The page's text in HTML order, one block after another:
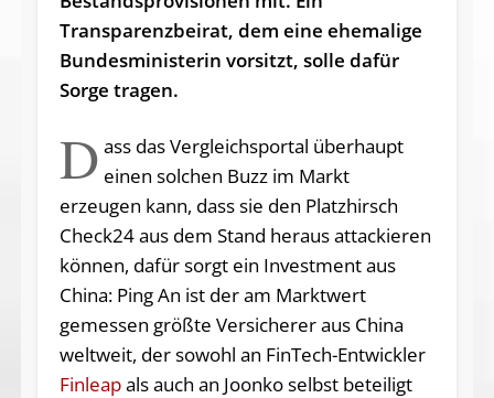
Transparenzbeirat, dem eine ehemalige
Bundesministerin vorsitzt, solle dafür
Sorge tragen.
D ass das Vergleichsportal überhaupt
einen solchen Buzz im Markt
erzeugen kann, dass sie den Platzhirsch
Check24 aus dem Stand heraus attackieren
können, dafür sorgt ein Investment aus
China: Ping An ist der am Marktwert
gemessen größte Versicherer aus China
weltweit, der sowohl an FinTech-Entwickler
Finleapals auch an Joonko selbst beteiligt